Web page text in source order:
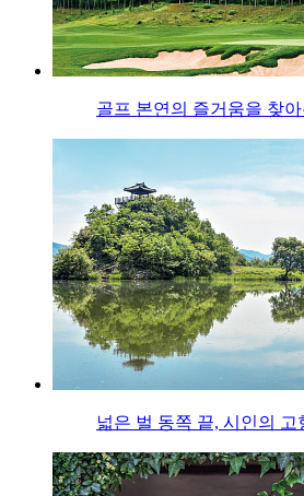
골프 본연의 즐거움을 찾
넓은 벌 동쪽 끝, 시인의 고